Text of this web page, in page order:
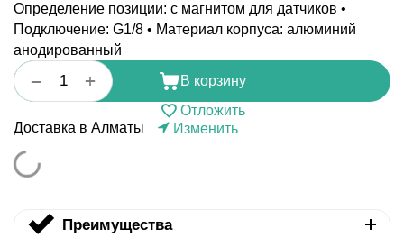
Определение позиции: с магнитом для датчиков •
Подключение: G1/8 • Материал корпуса: алюминий
анодированный
+
−
В корзину
Отложить
Доставка в Алматы
Изменить
Преимущества